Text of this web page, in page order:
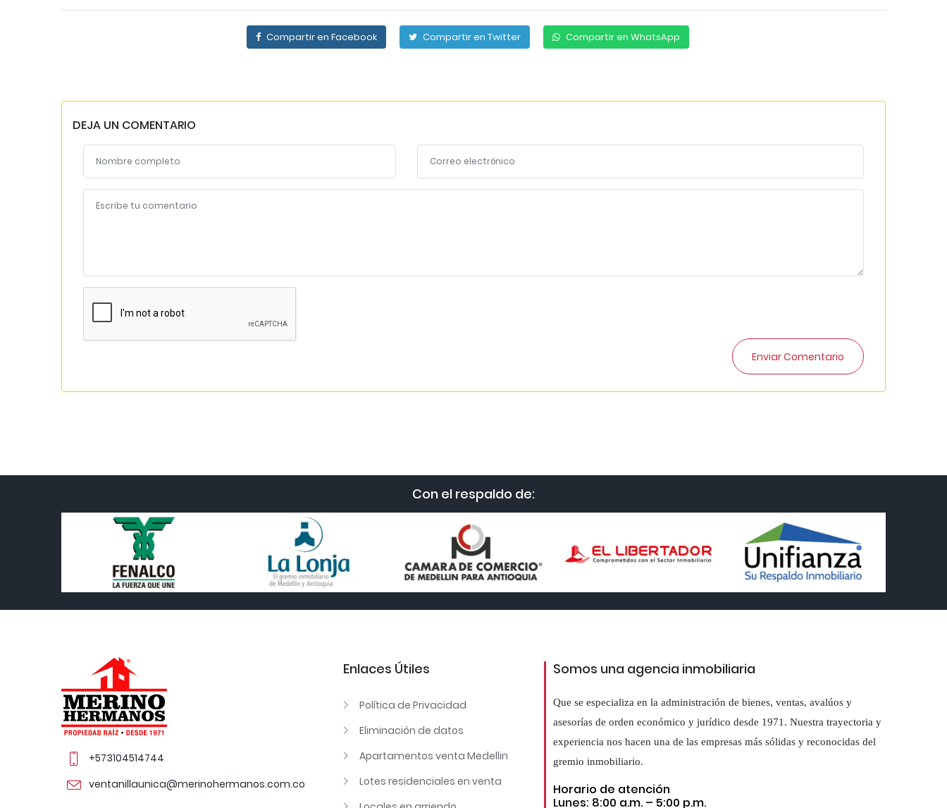
Compartir en Facebook Compartir en Twitter Compartir en WhatsApp
DEJA UN COMENTARIO
Enviar Comentario
Con el respaldo de:
+573104514744
ventanillaunica@merinohermanos.com.co
Enlaces Útiles
Política de Privacidad
Eliminación de datos
Apartamentos venta Medellin
Lotes residenciales en venta
Somos una agencia inmobiliaria
Que se especializa en la administración de bienes, ventas, avalúos y
asesorías de orden económico y jurídico desde 1971. Nuestra trayectoria y
experiencia nos hacen una de las empresas más sólidas y reconocidas del
gremio inmobiliario.
Horario de atención
Lunes: 8:00 a.m. – 5:00 p.m.